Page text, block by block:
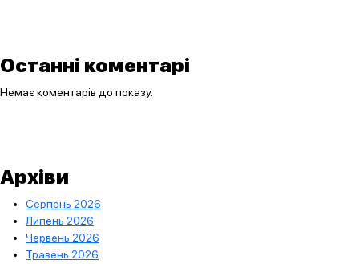
Останні коментарі
Немає коментарів до показу.
Архіви
Серпень 2026
Липень 2026
Червень 2026
Травень 2026